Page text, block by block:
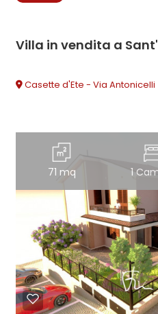
Villa in vendita a
Casette d'Ete - Via Antonicelli
71 mq 1